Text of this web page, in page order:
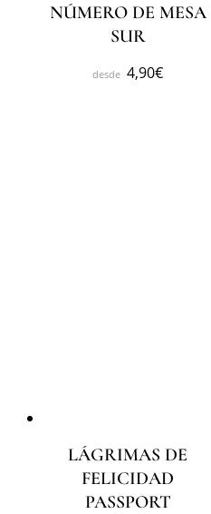
NÚMERO DE MESA
SUR
4,90€
LÁGRIMAS DE
FELICIDAD
PASSPORT